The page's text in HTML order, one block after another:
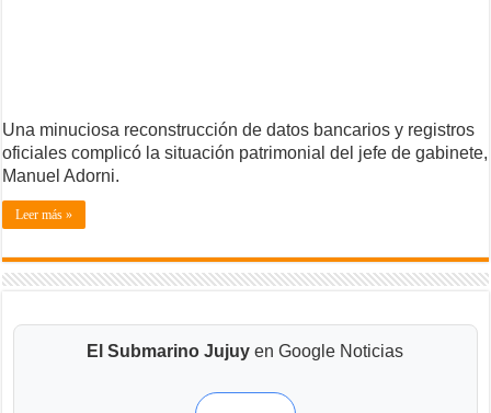
Una minuciosa reconstrucción de datos bancarios y registros
oficiales complicó la situación patrimonial del jefe de gabinete,
Manuel Adorni.
Leer más »
El Submarino Jujuy en Google Noticias